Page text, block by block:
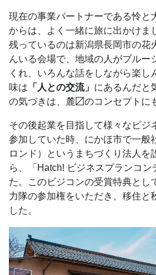
現在の事業パートナーである怜と
からは、よく一緒に旅に出かけま
残っているのは新潟県長岡市の花
んいる会場で、地域の人がブルー
くれ、いろんな話をしながら楽し
味は 「人との交流」 にあるんだと
の気づきは、麓〼のコンセプトに
その後起業を目指して様々なビジ
参加していた時、にかほ市で一般
ロンド）というまちづくり法人を
ら、「Hatch! ビジネスプランコン
た。このビジコンの受賞特典とし
力隊の参加権をいただき、移住と
した。